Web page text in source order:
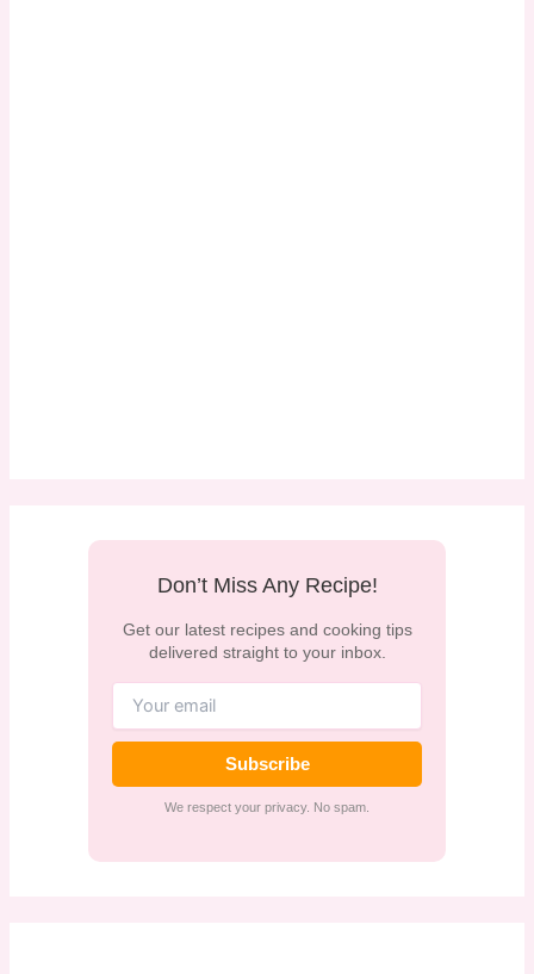
Don’t Miss Any Recipe!
Get our latest recipes and cooking tips
delivered straight to your inbox.
Subscribe
We respect your privacy. No spam.